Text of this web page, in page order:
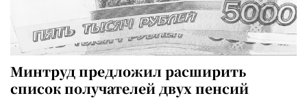
Минтруд предложил расширить
список получателей двух пенсий